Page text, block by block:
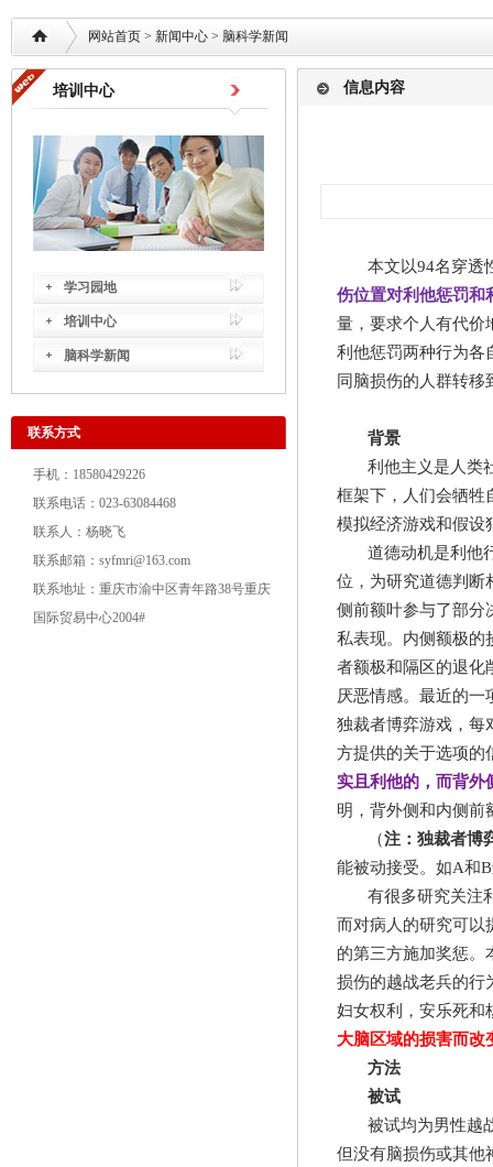
网站首页 > 新闻中心 > 脑科学新闻
培训中心
学习园地
培训中心
脑科学新闻
联系方式
手机：18580429226
联系电话：023-63084468
联系人：杨晓飞
联系邮箱：syfmri@163.com
联系地址：重庆市渝中区青年路38号重庆
国际贸易中心2004#
信息内容
本文以94名穿透
伤位置对利他惩罚和
量，要求个人有代价
利他惩罚两种行为各
同脑损伤的人群转移
背景
利他主义是人类
框架下，人们会牺牲
模拟经济游戏和假设
道德动机是利他
位，为研究道德判断
侧前额叶参与了部分
私表现。内侧额极的
者额极和隔区的退化
厌恶情感。最近的
独裁者博弈游戏，每
方提供的关于选项的
实且利他的，而背外
明，背外侧和内侧前
（注：独裁者博
能被动接受。如A和B
有很多研究关注
而对病人的研究可以
的第三方施加奖惩。
损伤的越战老兵的行
妇女权利，安乐死和
大脑区域的损害而改
方法
被试
被试均为男性越
但没有脑损伤或其他